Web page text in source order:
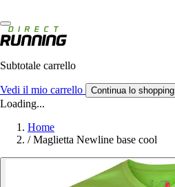
Subtotale carrello
Vedi il mio carrello Continua lo shopping
Loading...
Home
/ Maglietta Newline base cool